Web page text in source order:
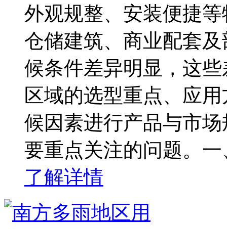
外观规整、安装便捷
仓储建筑、商业配套
候条件差异明显，这
区域的选型重点、应
候因素进行产品与市
要重点关注的问题。一
了解详情